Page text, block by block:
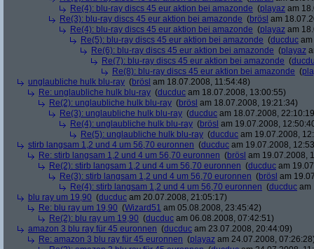
Re(4): blu-ray discs 45 eur aktion bei amazonde (playaz am
Re(3): blu-ray discs 45 eur aktion bei amazonde (brösl am
Re(4): blu-ray discs 45 eur aktion bei amazonde (playaz am
Re(5): blu-ray discs 45 eur aktion bei amazonde (ducduc
Re(6): blu-ray discs 45 eur aktion bei amazonde (playaz
Re(7): blu-ray discs 45 eur aktion bei amazonde (
Re(8): blu-ray discs 45 eur aktion bei amazonde (
unglaubliche hulk blu-ray (brösl am 18.07.2008, 11:54:48)
Re: unglaubliche hulk blu-ray (ducduc am 18.07.2008, 13:00:55)
Re(2): unglaubliche hulk blu-ray (brösl am 18.07.2008, 19:21:34)
Re(3): unglaubliche hulk blu-ray (ducduc am 18.07.2008,
Re(4): unglaubliche hulk blu-ray (brösl am 19.07.2008,
Re(5): unglaubliche hulk blu-ray (ducduc am 19.07.2008,
stirb langsam 1,2 und 4 um 56,70 euronnen (ducduc am 19.07.2008,
Re: stirb langsam 1,2 und 4 um 56,70 euronnen (brösl am 19.07.2008,
Re(2): stirb langsam 1,2 und 4 um 56,70 euronnen (ducduc am
Re(3): stirb langsam 1,2 und 4 um 56,70 euronnen (brösl am
Re(4): stirb langsam 1,2 und 4 um 56,70 euronnen (ducduc am
blu ray um 19,90 (ducduc am 20.07.2008, 21:05:17)
Re: blu ray um 19,90 (Wizard51 am 05.08.2008, 23:45:42)
Re(2): blu ray um 19,90 (ducduc am 06.08.2008, 07:42:51)
amazon 3 blu ray für 45 euronnen (ducduc am 23.07.2008, 20:44:09)
Re: amazon 3 blu ray für 45 euronnen (playaz am 24.07.2008,